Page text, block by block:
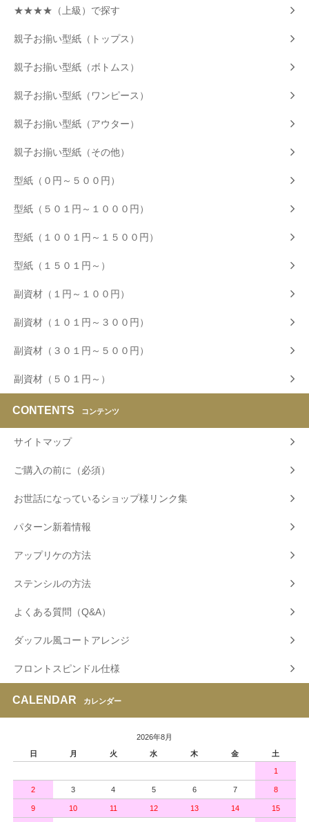
★★★★（上級）で探す
親子お揃い型紙（トップス）
親子お揃い型紙（ボトムス）
親子お揃い型紙（ワンピース）
親子お揃い型紙（アウター）
親子お揃い型紙（その他）
型紙（０円～５００円）
型紙（５０１円～１０００円）
型紙（１００１円～１５００円）
型紙（１５０１円～）
副資材（１円～１００円）
副資材（１０１円～３００円）
副資材（３０１円～５００円）
副資材（５０１円～）
CONTENTS コンテンツ
サイトマップ
ご購入の前に（必須）
お世話になっているショップ様リンク集
パターン新着情報
アップリケの方法
ステンシルの方法
よくある質問（Q&A）
ダッフル風コートアレンジ
フロントスピンドル仕様
CALENDAR カレンダー
2026年8月
日
月 火 水 木 金 土
1
2 3 4 5 6 7 8
9 10 11 12 13 14 15